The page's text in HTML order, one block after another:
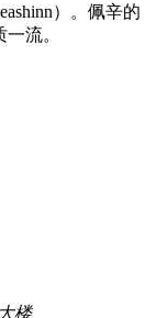
）。佩辛的
流。
楼